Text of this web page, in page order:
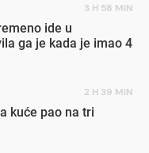
3 H 58 MIN
ide u
ga je kada je imao 4
2 H 39 MIN
kuće pao na tri